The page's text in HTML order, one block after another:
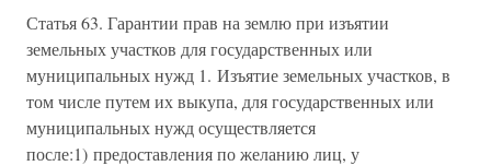
Статья 63. Гарантии прав на землю при изъятии
земельных участков для государственных или
муниципальных нужд 1. Изъятие земельных участков, в
том числе путем их выкупа, для государственных или
муниципальных нужд осуществляется
после:1) предоставления по желанию лиц, у